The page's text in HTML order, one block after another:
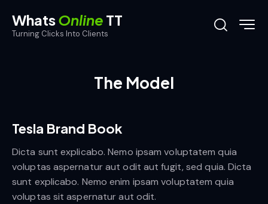
WhatsOnline TT
Turning Clicks Into Clients
The Model
Tesla Brand Book
Dicta sunt explicabo. Nemo ipsam voluptatem quia
voluptas aspernatur aut odit aut fugit, sed quia. Dicta
sunt explicabo. Nemo enim ipsam voluptatem quia
voluptas sit aspernatur aut odit.